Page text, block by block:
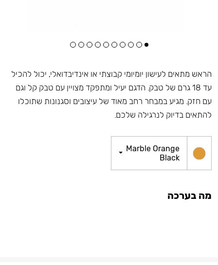
הראש מתאים לעישון יומיומי קבוצתי או אינדיבדואלי, יכול להכיל
עד 18 גרם של טבק. הדגם יעיל ומתפקד מצויין עם טבק קל וגם
עם חזק. מגיע במבחר רחב מאוד של עיצובים וסגנונות שתוכלו
להתאים בדיוק לנרגילה שלכם.
Marble Orange
Black
מה בערכה